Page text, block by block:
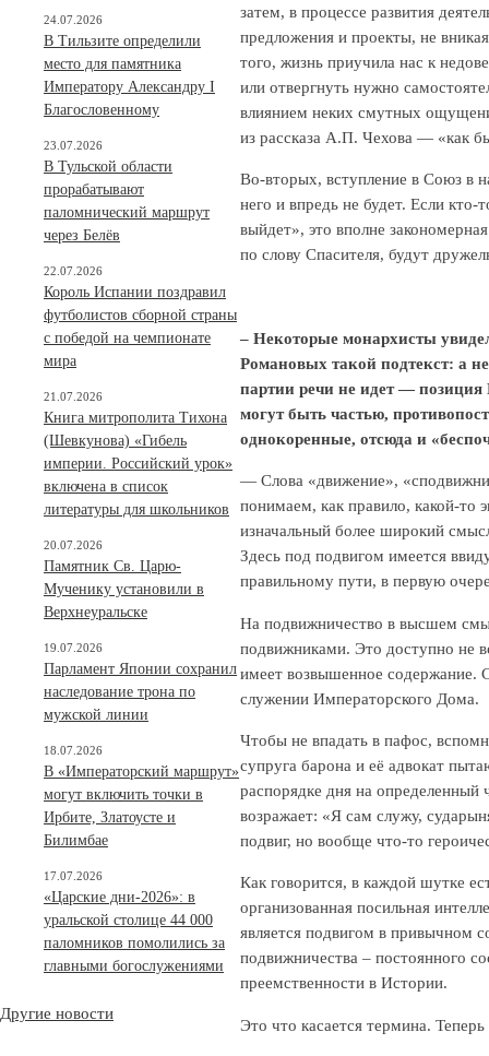
затем, в процессе развития
предложения и проекты, не
того, жизнь приучила нас к
или отвергнуть нужно
влиянием неких смутных
из рассказа А.П. Чехова — «как
Во-вторых, вступление в Союз в
него и впредь не будет. Если кто-
выйдет», это вполне
по слову Спасителя, будут
– Некоторые монархисты
Романовых такой подтекст: а
партии речи не идет — позиция
могут быть частью,
однокоренные, отсюда и
— Слова «движение»,
понимаем, как правило, какой-то
изначальный более широкий
Здесь под подвигом имеется
правильному пути, в первую
На подвижничество в высшем
подвижниками. Это доступно не
имеет возвышенное содержание.
служении Императорского Дома.
Чтобы не впадать в пафос,
супруга барона и её адвокат
распорядке дня на определенный
возражает: «Я сам служу,
подвиг, но вообще что-то
Как говорится, в каждой шутке
организованная посильная
является подвигом в привычном
подвижничества – постоянного
преемственности в Истории.
Это что касается термина.
В Тильзите определили
место для памятника
Императору Александру I
Благословенному
24.07.2026
В Тульской области
прорабатывают
паломнический маршрут
через Белёв
23.07.2026
Король Испании поздравил
футболистов сборной страны
с победой на чемпионате
мира
22.07.2026
Книга митрополита Тихона
(Шевкунова) «Гибель
империи. Российский урок»
включена в список
литературы для школьников
21.07.2026
Памятник Св. Царю-
Мученику установили в
Верхнеуральске
20.07.2026
Парламент Японии сохранил
наследование трона по
мужской линии
19.07.2026
В «Императорский маршрут»
могут включить точки в
Ирбите, Златоусте и
Билимбае
18.07.2026
«Царские дни-2026»: в
уральской столице 44 000
паломников помолились за
главными богослужениями
17.07.2026
Другие новости